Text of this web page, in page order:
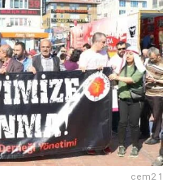
cem2 1